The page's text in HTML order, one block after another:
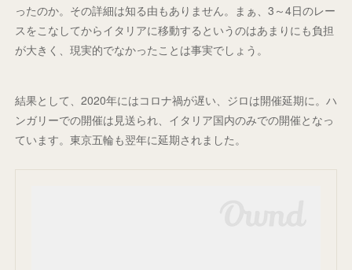
ったのか。その詳細は知る由もありません。まぁ、3～4日のレー
スをこなしてからイタリアに移動するというのはあまりにも負担
が大きく、現実的でなかったことは事実でしょう。
結果として、2020年にはコロナ禍が遅い、ジロは開催延期に。ハ
ンガリーでの開催は見送られ、イタリア国内のみでの開催となっ
ています。東京五輪も翌年に延期されました。